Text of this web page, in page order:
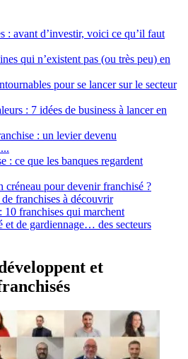
: avant d’investir, voici ce qu’il faut
qui n’existent pas (ou très peu) en
pour se lancer sur le secteur
: 7 idées de business à lancer en
: un levier devenu
: ce que les banques regardent
créneau pour devenir franchisé ?
franchises à découvrir
10 franchises qui marchent
et de gardiennage… des secteurs
et